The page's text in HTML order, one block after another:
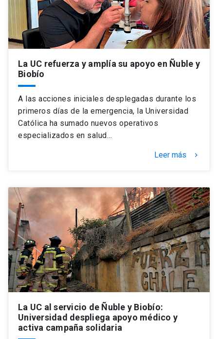
La UC refuerza y amplía su apoyo en Ñuble y
Biobío
A las acciones iniciales desplegadas durante los
primeros días de la emergencia, la Universidad
Católica ha sumado nuevos operativos
especializados en salud…
Leer más keyboard_arrow_right
La UC al servicio de Ñuble y Biobío:
Universidad despliega apoyo médico y
activa campaña solidaria